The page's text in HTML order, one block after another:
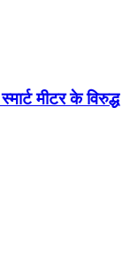
मीटर के विरुद्ध